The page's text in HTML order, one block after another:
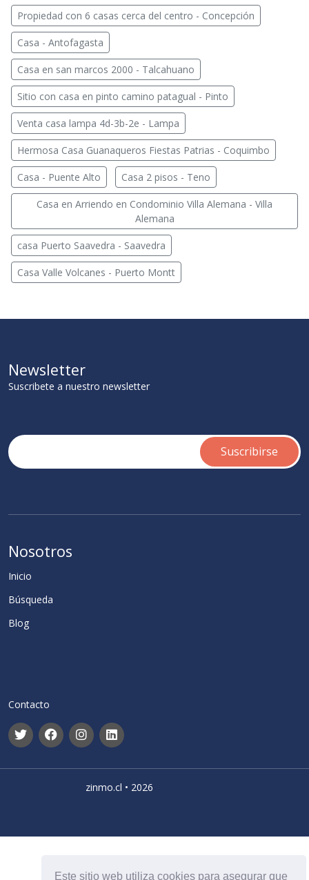
Este sitio web utiliza cookies para asegurar que
Propiedad con 6 casas cerca del centro - Concepción
Casa - Antofagasta
Casa en san marcos 2000 - Talcahuano
Sitio con casa en pinto camino patagual - Pinto
Venta casa lampa 4d-3b-2e - Lampa
Hermosa Casa Guanaqueros Fiestas Patrias - Coquimbo
Casa - Puente Alto Casa 2 pisos - Teno
Casa en Arriendo en Condominio Villa Alemana - Villa
Alemana
casa Puerto Saavedra - Saavedra
Casa Valle Volcanes - Puerto Montt
Newsletter
Suscribete a nuestro newsletter
Nosotros
Inicio
Búsqueda
Blog
Contacto
zinmo.cl • 2026